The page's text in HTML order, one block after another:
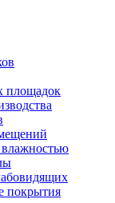
площадок
покрытия